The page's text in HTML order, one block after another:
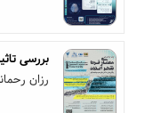
بررسی
رزان